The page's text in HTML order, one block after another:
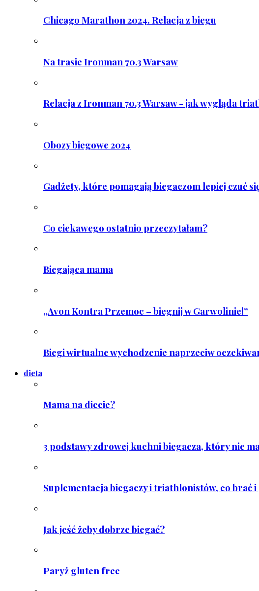
Chicago Marathon 2024. Relacja z biegu
Na trasie Ironman 70.3 Warsaw
Relacja z Ironman 70.3 Warsaw - jak wygląda
Obozy biegowe 2024
Gadżety, które pomagają biegaczom lepiej czuć
Co ciekawego ostatnio przeczytałam?
Biegająca mama
„Avon Kontra Przemoc – biegnij w Garwolinie!”
Biegi wirtualne wychodzenie naprzeciw
dieta
Mama na diecie?
3 podstawy zdrowej kuchni biegacza, który nie
Suplementacja biegaczy i triathlonistów, co brać i
Jak jeść żeby dobrze biegać?
Paryż gluten free